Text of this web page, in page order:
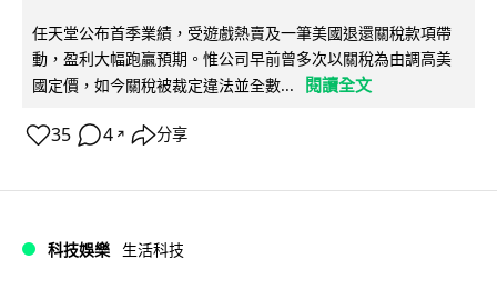
任天堂公布首季業績，受遊戲熱賣及一筆美國退還關稅款項帶
動，盈利大幅跑贏預期。惟公司早前曾多次以關稅為由調高美
國定價，如今關稅被裁定違法並全數...
閱讀全文
35 4 ↗ 分享
科技娛樂 生活科技